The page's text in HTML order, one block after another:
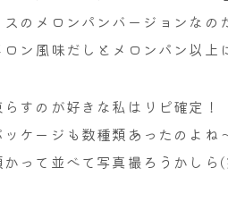
スのメロンパンバージョンな
ロン風味だしとメロンパン以
すのが好きな私はリピ確定！
ッケージも数種類あったのよね
かって並べて写真撮ろうかしら